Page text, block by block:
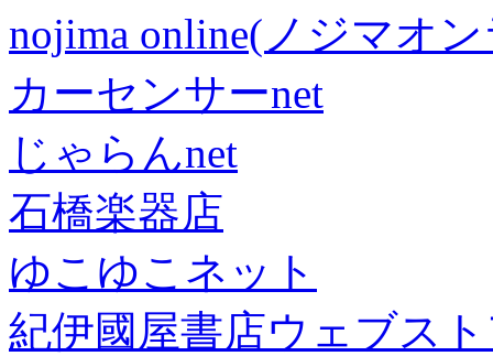
nojima online(ノジマオ
カーセンサーnet
じゃらんnet
石橋楽器店
ゆこゆこネット
紀伊國屋書店ウェブス